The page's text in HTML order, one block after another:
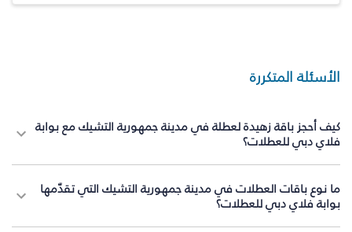
الأسئلة المتكررة
كيف أحجز باقة زهيدة لعطلة في مدينة جمهورية التشيك مع بوابة
فلاي دبي للعطلات؟
ما نوع باقات العطلات في مدينة جمهورية التشيك التي تقدّمها
بوابة فلاي دبي للعطلات؟